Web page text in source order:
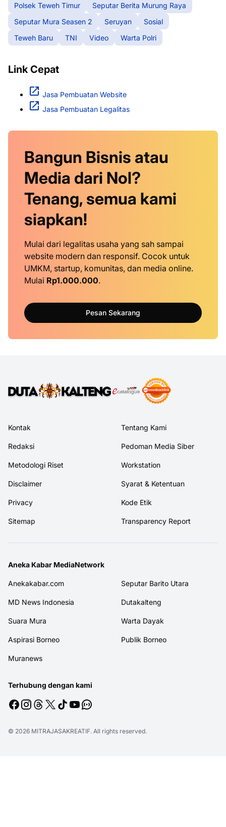
Polsek Teweh Timur
Seputar Berita Murung Raya
Seputar Mura Seasen 2
Seruyan
Sosial
Teweh Baru
TNI Video Warta Polri
Link Cepat
Jasa Pembuatan Website
Jasa Pembuatan Legalitas
Bangun Bisnis atau
Media dari Nol?
Tenang, semua kami
siapkan!
Mulai dari legalitas usaha yang sah sampai
website modern dan responsif. Cocok untuk
UMKM, startup, komunitas, dan media online.
Mulai Rp1.000.000.
Pesan Sekarang
Kontak Tentang Kami
Redaksi Pedoman Media Siber
Metodologi Riset Workstation
Disclaimer Syarat & Ketentuan
Privacy Kode Etik
Sitemap Transparency Report
Aneka Kabar MediaNetwork
Anekakabar.com Seputar Barito Utara
MD News Indonesia Dutakalteng
Suara Mura Warta Dayak
Aspirasi Borneo Publik Borneo
Muranews
Terhubung dengan kami
© 2026 MITRAJASAKREATIF. All rights reserved.